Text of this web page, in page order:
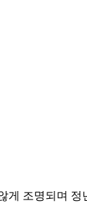
게 조명되며